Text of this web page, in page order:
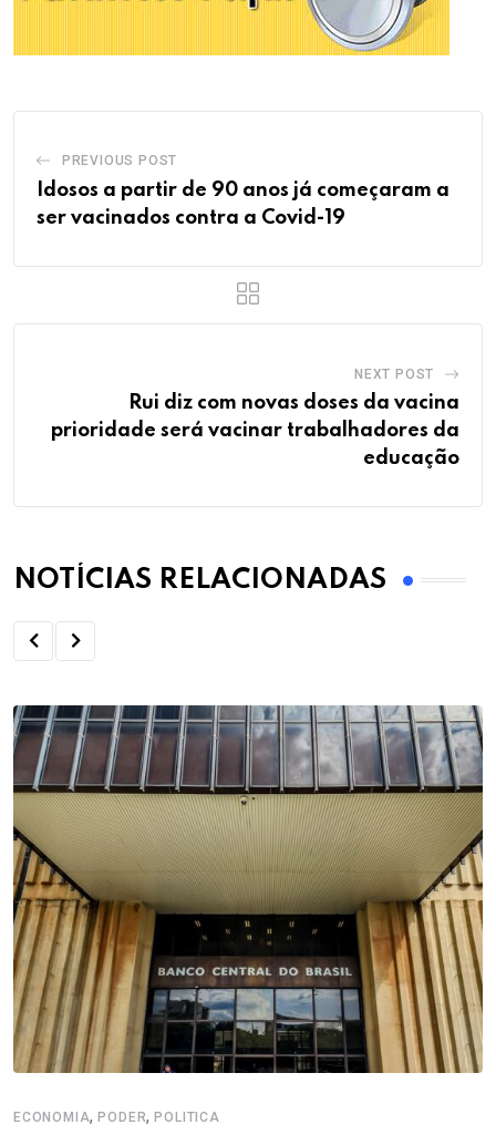
PREVIOUS POST
Idosos a partir de 90 anos já começaram a
ser vacinados contra a Covid-19
NEXT POST
Rui diz com novas doses da vacina
prioridade será vacinar trabalhadores da
educação
NOTÍCIAS RELACIONADAS
ECONOMIA,PODER,POLITICA